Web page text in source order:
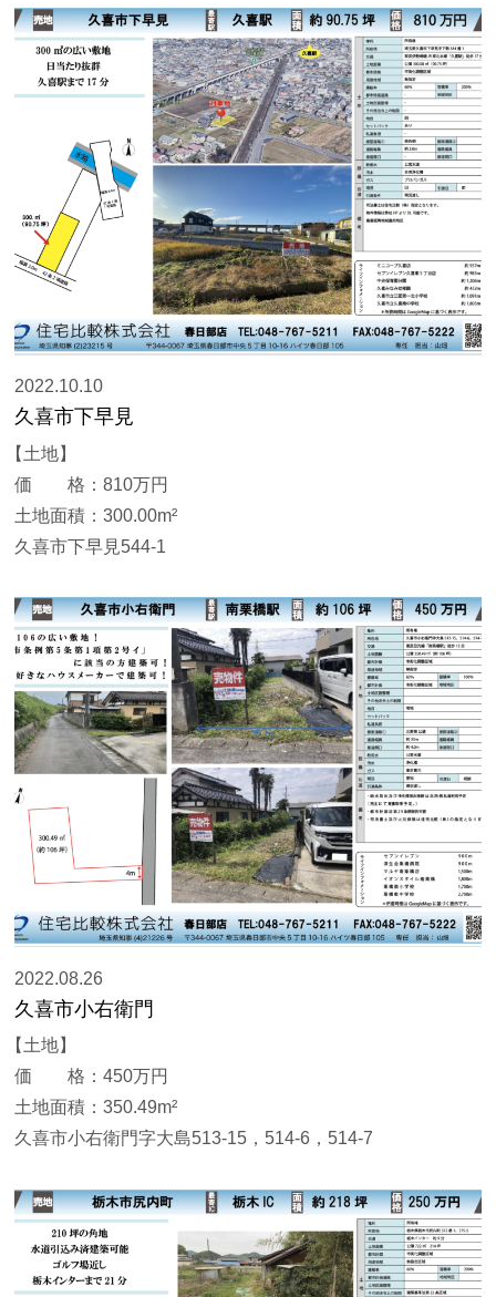
2022.10.10
久喜市下早見
【土地】
価 格：810万円
土地面積：300.00m²
久喜市下早見544-1
2022.08.26
久喜市小右衛門
【土地】
価 格：450万円
土地面積：350.49m²
久喜市小右衛門字大島513-15，514-6，514-7